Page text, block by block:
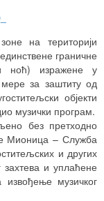
на територији
граничне
ноћ) изражене у
за заштиту од
објекти
музички програм.
без претходно
Мионица – Служба
и других
захтева и уплаћене
музичког